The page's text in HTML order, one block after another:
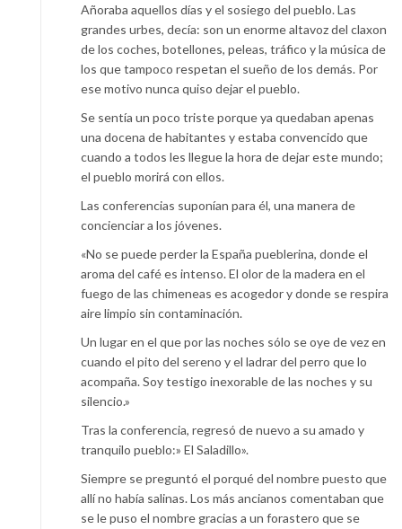
Añoraba aquellos días y el sosiego del pueblo. Las
grandes urbes, decía: son un enorme altavoz del claxon
de los coches, botellones, peleas, tráfico y la música de
los que tampoco respetan el sueño de los demás. Por
ese motivo nunca quiso dejar el pueblo.
Se sentía un poco triste porque ya quedaban apenas
una docena de habitantes y estaba convencido que
cuando a todos les llegue la hora de dejar este mundo;
el pueblo morirá con ellos.
Las conferencias suponían para él, una manera de
concienciar a los jóvenes.
«No se puede perder la España pueblerina, donde el
aroma del café es intenso. El olor de la madera en el
fuego de las chimeneas es acogedor y donde se respira
aire limpio sin contaminación.
Un lugar en el que por las noches sólo se oye de vez en
cuando el pito del sereno y el ladrar del perro que lo
acompaña. Soy testigo inexorable de las noches y su
silencio.»
Tras la conferencia, regresó de nuevo a su amado y
tranquilo pueblo:» El Saladillo».
Siempre se preguntó el porqué del nombre puesto que
allí no había salinas. Los más ancianos comentaban que
se le puso el nombre gracias a un forastero que se